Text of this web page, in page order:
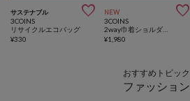
サステナブル 
3COINS
リサイクルエコバッグ
¥330
NEW 
3COINS
¥1,980
おすすめトピック
ファッション